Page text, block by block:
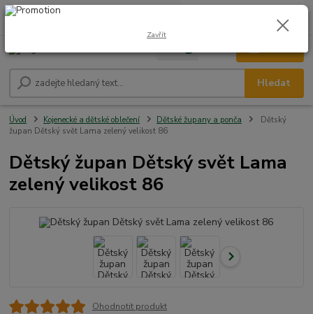
Hledat
+420 604 278 943 0,00 Kč
Úvod Kojenecké a dětské oblečení Dětské župany a ponča
Dětský
župan Dětský svět Lama zelený velikost 86
Dětský župan Dětský svět Lama
zelený velikost 86
Ohodnotit produkt
Zavřít